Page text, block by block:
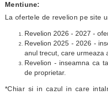
Mentiune:
La ofertele de revelion pe site
Revelion 2026 - 2027 -
Revelion 2025 - 2026 -
anul trecut, care urmeaza
Revelion - inseamna ca
de proprietar.
*Chiar si in cazul in care